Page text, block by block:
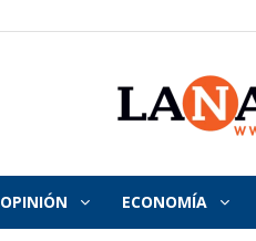
OPINIÓN ECONOMÍA